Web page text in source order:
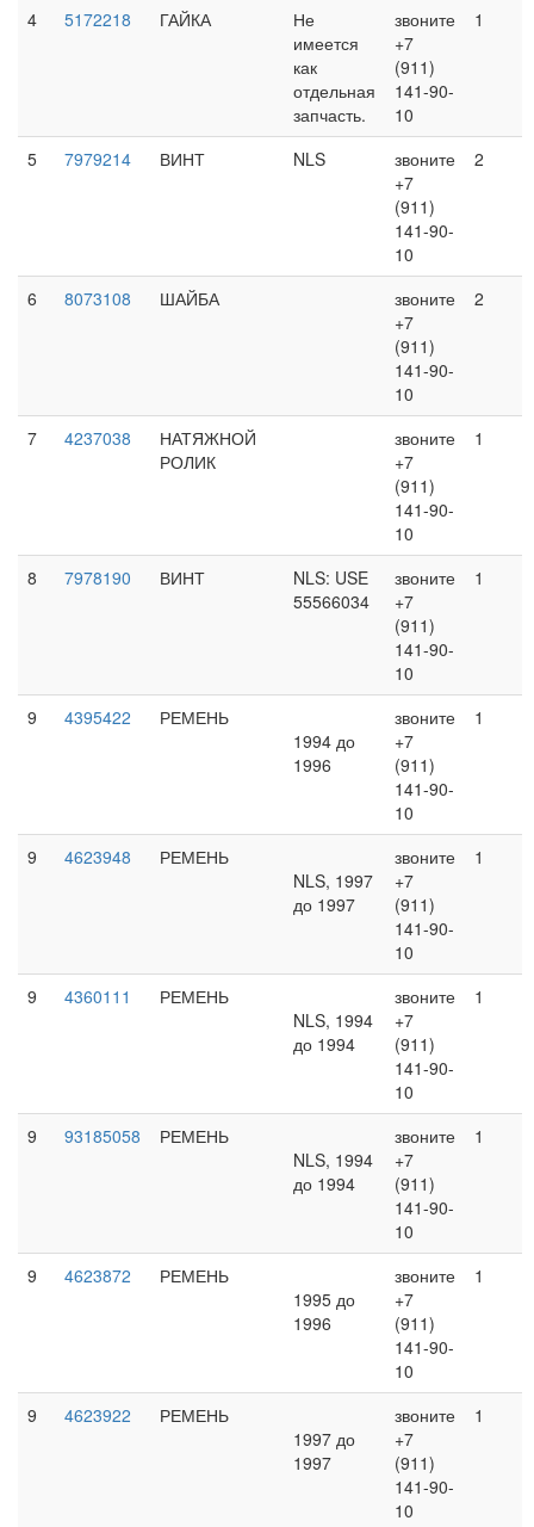
4 5172218 ГАЙКА
Не
имеется
как
отдельная
запчасть.
звоните
+7
(911)
141-90-
10
1
5 7979214 ВИНТ NLS
звоните
+7
(911)
141-90-
10
2
6 8073108 ШАЙБА
звоните
+7
(911)
141-90-
10
2
7 4237038
НАТЯЖНОЙ
РОЛИК
звоните
+7
(911)
141-90-
10
1
8 7978190 ВИНТ
NLS: USE
55566034
звоните
+7
(911)
141-90-
10
1
9 4395422
РЕМЕНЬ
1994 до
1996
звоните
+7
(911)
141-90-
10
1
9 4623948
РЕМЕНЬ
NLS, 1997
до 1997
звоните
+7
(911)
141-90-
10
1
9 4360111
РЕМЕНЬ
NLS, 1994
до 1994
звоните
+7
(911)
141-90-
10
1
9 93185058
РЕМЕНЬ
NLS, 1994
до 1994
звоните
+7
(911)
141-90-
10
1
9 4623872
РЕМЕНЬ
1995 до
1996
звоните
+7
(911)
141-90-
10
1
9 4623922
РЕМЕНЬ
1997 до
1997
звоните
+7
(911)
141-90-
10
1